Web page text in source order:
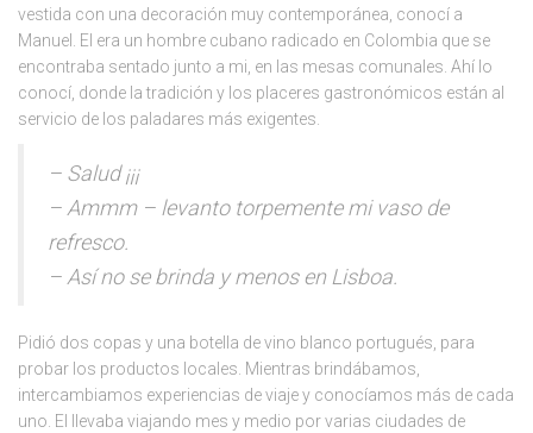
vestida con una decoración muy contemporánea, conocí a
Manuel. El era un hombre cubano radicado en Colombia que se
encontraba sentado junto a mi, en las mesas comunales. Ahí lo
conocí, donde la tradición y los placeres gastronómicos están al
servicio de los paladares más exigentes.
– Salud ¡¡¡
– Ammm – levanto torpemente mi vaso de
refresco.
– Así no se brinda y menos en Lisboa.
Pidió dos copas y una botella de vino blanco portugués, para
probar los productos locales. Mientras brindábamos,
intercambiamos experiencias de viaje y conocíamos más de cada
uno. El llevaba viajando mes y medio por varias ciudades de